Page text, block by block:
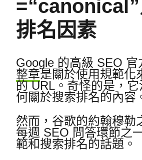
排名因素
Google 的高級 SEO 官
整章是關於使用規範化
的 URL。 奇怪的是，
何關於搜索排名的內容
然而，谷歌的約翰穆勒
每週 SEO 問答環節之
範和搜索排名的話題。